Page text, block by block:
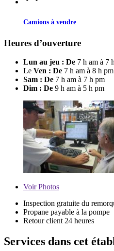
Camions à vendre
Heures d’ouverture
Lun au jeu : De 7 h am à 7
Le Ven : De 7 h am à 8 h pm
Sam : De 7 h am à 7 h pm
Dim : De 9 h am à 5 h pm
VoirPhotos
Inspection gratuite du
Propane payable à la pompe
Retour client 24 heures
Services dans cet